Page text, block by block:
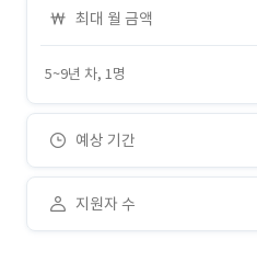
최대 월 금액
5~9년 차, 1명
예상 기간
지원자 수